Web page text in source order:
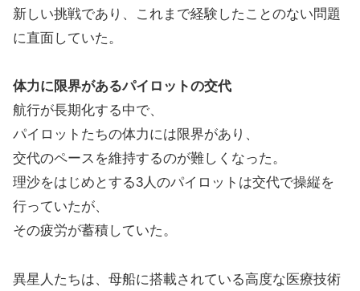
新しい挑戦であり、これまで経験したことのない問題
に直面していた。
体力に限界があるパイロットの交代
航行が長期化する中で、
パイロットたちの体力には限界があり、
交代のペースを維持するのが難しくなった。
理沙をはじめとする3人のパイロットは交代で操縦を
行っていたが、
その疲労が蓄積していた。
異星人たちは、母船に搭載されている高度な医療技術